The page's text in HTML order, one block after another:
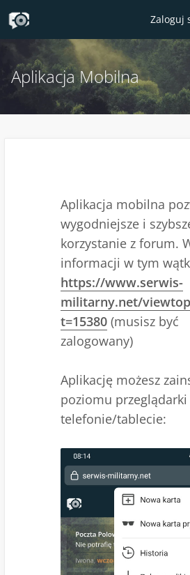
Zaloguj
Aplikacja Mobilna
Aplikacja mobilna
wygodniejsze i
korzystanie z forum.
informacji w tym
https://www.serwis-
militarny.net/
t=15380 (musisz być
zalogowany)
Aplikację możesz
poziomu przeglądarki
telefonie/tablecie: